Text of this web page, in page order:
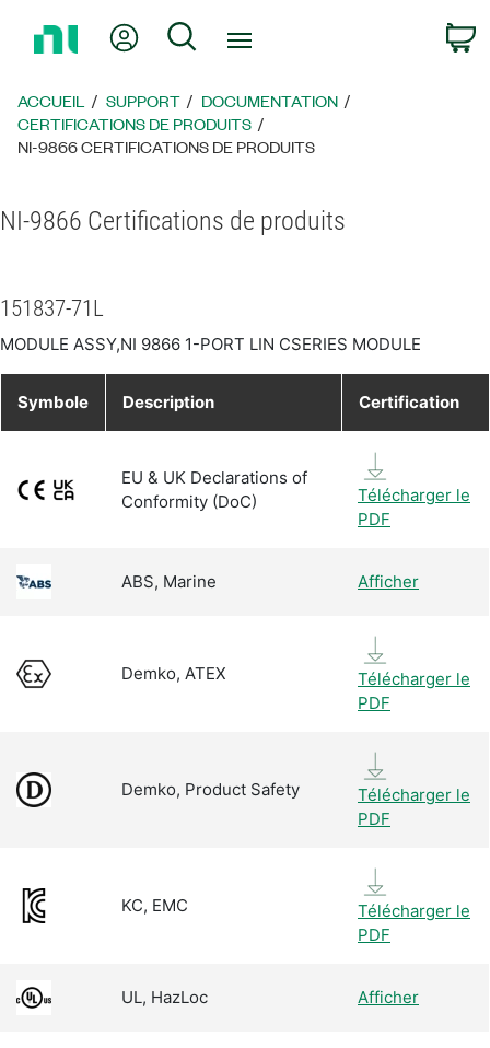
page
d’accueil
Mon compteRechercher
ACCUEIL SUPPORT
DOCUMENTATION
CERTIFICATIONS DE PRODUITS
NI-9866 CERTIFICATIONS DE PRODUITS
NI-9866 Certifications de produits
151837-71L
MODULE ASSY,NI 9866 1-PORT LIN CSERIES MODULE
Symbole Description Certification
EU & UK Declarations of
Conformity (DoC)
Télécharger le
PDF
ABS, Marine Afficher
Demko, ATEX
Télécharger le
PDF
Demko, Product Safety
Télécharger le
PDF
KC, EMC
Télécharger le
PDF
UL, HazLoc Afficher